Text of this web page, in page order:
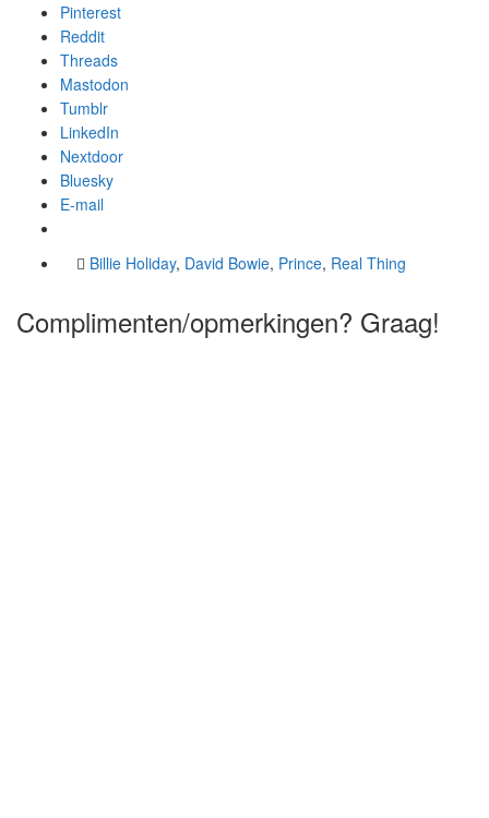
Pinterest
Reddit
Threads
Mastodon
Tumblr
LinkedIn
Nextdoor
Bluesky
E-mail
Billie Holiday, David Bowie, Prince, Real Thing
Complimenten/opmerkingen? Graag!